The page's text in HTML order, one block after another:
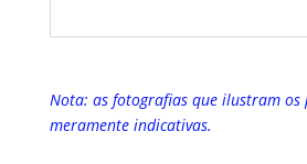
Nota: as fotografias que ilustram os
meramente indicativas.